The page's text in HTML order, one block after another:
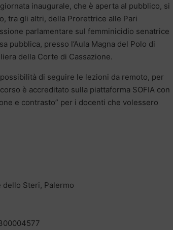
inaugurale, che è aperta al pubblico, si
tra gli altri, della Prorettrice alle Pari
parlamentare sul femminicidio senatrice
pubblica, presso l’Aula Magna del Polo di
della Corte di Cassazione.
di seguire le lezioni da remoto, per
è accreditato sulla piattaforma SOFIA con
e contrasto” per i docenti che volessero
dello Steri, Palermo